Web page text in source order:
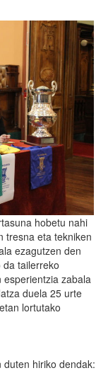
hobetu nahi
tresna eta tekniken
ezagutzen den
tailerreko
zabala
duela 25 urte
lortutako
hiriko dendak: